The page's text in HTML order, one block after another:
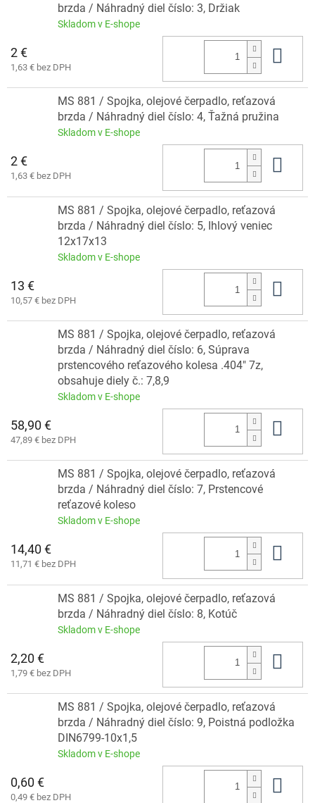
brzda / Náhradný diel číslo: 3, Držiak
Skladom v E-shope
2 €
1,63 € bez DPH
MS 881 / Spojka, olejové čerpadlo, reťazová
brzda / Náhradný diel číslo: 4, Ťažná pružina
Skladom v E-shope
2 €
1,63 € bez DPH
MS 881 / Spojka, olejové čerpadlo, reťazová
brzda / Náhradný diel číslo: 5, Ihlový veniec
12x17x13
Skladom v E-shope
13 €
10,57 € bez DPH
MS 881 / Spojka, olejové čerpadlo, reťazová
brzda / Náhradný diel číslo: 6, Súprava
prstencového reťazového kolesa .404" 7z,
obsahuje diely č.: 7,8,9
Skladom v E-shope
58,90 €
47,89 € bez DPH
MS 881 / Spojka, olejové čerpadlo, reťazová
brzda / Náhradný diel číslo: 7, Prstencové
reťazové koleso
Skladom v E-shope
14,40 €
11,71 € bez DPH
MS 881 / Spojka, olejové čerpadlo, reťazová
brzda / Náhradný diel číslo: 8, Kotúč
Skladom v E-shope
2,20 €
1,79 € bez DPH
MS 881 / Spojka, olejové čerpadlo, reťazová
brzda / Náhradný diel číslo: 9, Poistná podložka
DIN6799-10x1,5
Skladom v E-shope
0,60 €
0,49 € bez DPH